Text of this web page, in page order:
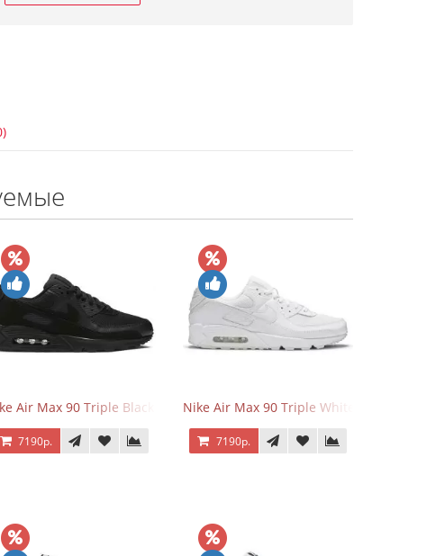
x Air Force 1 Low Eyes
Air Max 90 Triple Black
7190р.
Nike Air Max 90 Triple White
7190р.